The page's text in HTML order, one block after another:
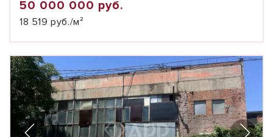
50 000 000 руб.
18 519 руб./м²